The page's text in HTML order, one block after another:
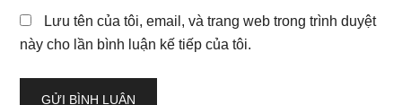
Lưu tên của tôi, email, và trang web trong trình duyệt
này cho lần bình luận kế tiếp của tôi.